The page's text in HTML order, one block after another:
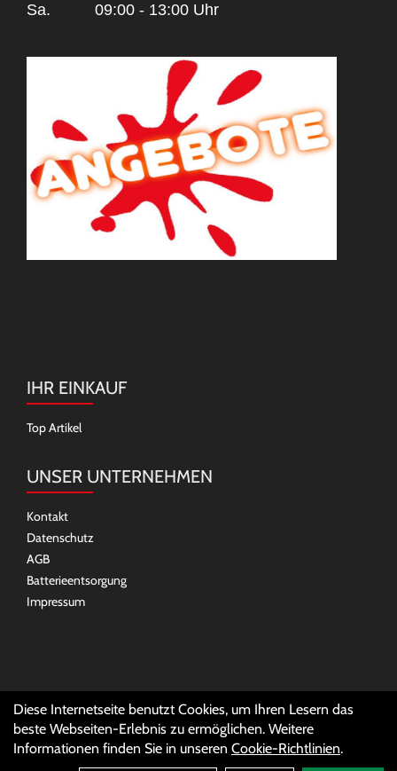
Sa.
09:00 - 13:00 Uhr
IHR EINKAUF
Top Artikel
UNSER UNTERNEHMEN
Kontakt
Datenschutz
AGB
Batterieentsorgung
Impressum
SOCIAL MEDIA
Diese Internetseite benutzt Cookies, um Ihren Lesern das
beste Webseiten-Erlebnis zu ermöglichen. Weitere
Informationen finden Sie in unseren Cookie-Richtlinien.